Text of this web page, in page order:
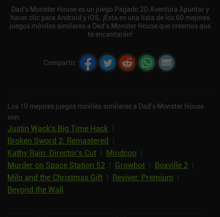
Dad's Monster House es un juego Pagado 2D Aventura Apuntar y
hacer clic para Android y iOS. ¡Esta es una lista de los 60 mejores
juegos móviles similares a Dad's Monster House que creemos que
te encantarán!
Compartir:
Los 10 mejores juegos móviles similares a Dad's Monster House
son:
Justin Wack's Big Time Hack
Broken Sword 2: Remastered
Kathy Rain: Director's Cut
Mindcop
Murder on Space Station 52
Growbot Boxville 2
Milo and the Christmas Gift
Reviver: Premium
Beyond the Wall